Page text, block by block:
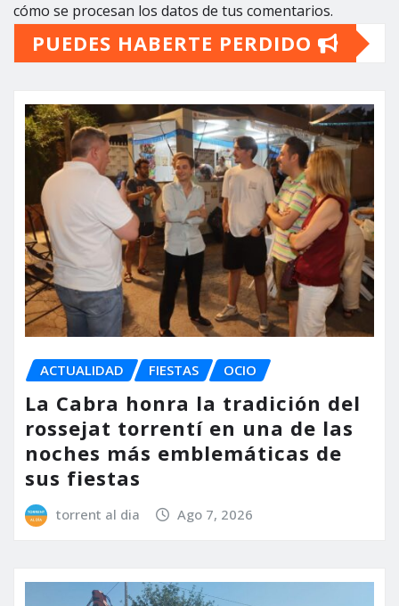
cómo se procesan los datos de tus comentarios.
PUEDES HABERTE PERDIDO
ACTUALIDAD FIESTAS OCIO
La Cabra honra la tradición del
rossejat torrentí en una de las
noches más emblemáticas de
sus fiestas
torrent al dia Ago 7, 2026